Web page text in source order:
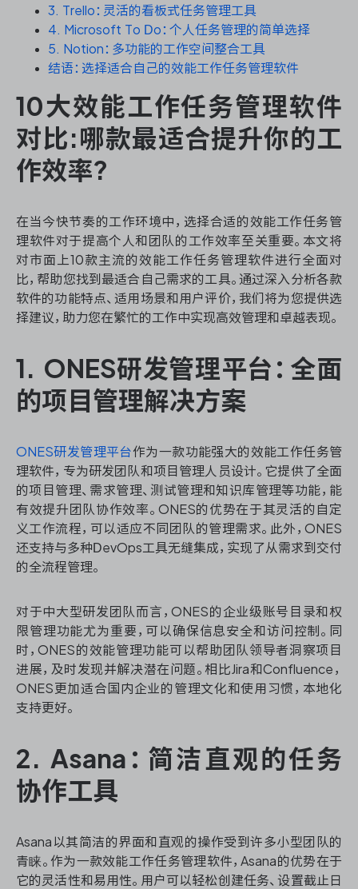
资源和工时管理
服务台和工单管理
IPD 研发管理
ASPICE 研发管理
ONES 资讯
ONES 资讯
3. Trello：灵活的看板式任务管理工具
4. Microsoft To Do：个人任务管理的简单选择
5. Notion：多功能的工作空间整合工具
结语：选择适合自己的效能工作任务管理软件
10大效能工作任务管理软件
对比:哪款最适合提升你的工
作效率?
在当今快节奏的工作环境中，选择合适的效能工作任务管
理软件对于提高个人和团队的工作效率至关重要。本文将
对市面上10款主流的效能工作任务管理软件进行全面对
比，帮助您找到最适合自己需求的工具。通过深入分析各款
软件的功能特点、适用场景和用户评价，我们将为您提供选
择建议，助力您在繁忙的工作中实现高效管理和卓越表现。
1. ONES研发管理平台：全面
的项目管理解决方案
ONES研发管理平台作为一款功能强大的效能工作任务管
理软件，专为研发团队和项目管理人员设计。它提供了全面
的项目管理、需求管理、测试管理和知识库管理等功能，能
有效提升团队协作效率。ONES的优势在于其灵活的自定
义工作流程，可以适应不同团队的管理需求。此外，ONES
还支持与多种DevOps工具无缝集成，实现了从需求到交付
的全流程管理。
对于中大型研发团队而言，ONES的企业级账号目录和权
限管理功能尤为重要，可以确保信息安全和访问控制。同
时，ONES的效能管理功能可以帮助团队领导者洞察项目
进展，及时发现并解决潜在问题。相比Jira和Confluence，
ONES更加适合国内企业的管理文化和使用习惯，本地化
支持更好。
2. Asana：简洁直观的任务
协作工具
Asana以其简洁的界面和直观的操作受到许多小型团队的
青睐。作为一款效能工作任务管理软件，Asana的优势在于
它的灵活性和易用性。用户可以轻松创建任务、设置截止日